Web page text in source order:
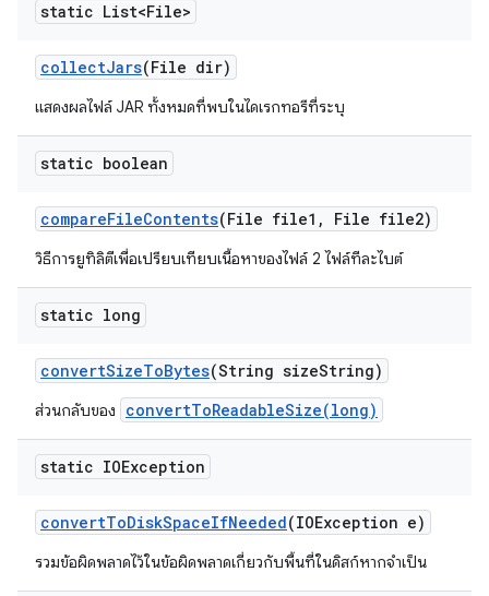
static List<File>
collectJars(File dir)
แสดงผลไฟล์ JAR ทั้งหมดที่พบในไดเรกทอรีที่ระบุ
static boolean
compareFileContents(File file1 , File file2)
วิธีการยูทิลิตีเพื่อเปรียบเทียบเนื้อหาของไฟล์ 2 ไฟล์ทีละไบต์
static long
convertSizeToBytes(String sizeString)
ส่วนกลับของ convertToReadableSize(long)
static IOException
convertToDiskSpaceIfNeeded(IOException e)
รวมข้อผิดพลาดไว้ในข้อผิดพลาดเกี่ยวกับพื้นที่ในดิสก์หากจำเป็น